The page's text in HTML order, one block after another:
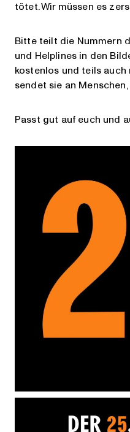
tötet. Wir müssen es
Bitte teilt die Nummern
und Helplines in den
kostenlos und teils auch
sendet sie an
Passt gut auf euch und